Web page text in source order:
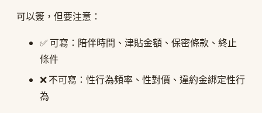
可以簽，但要注意：
✅ 可寫：陪伴時間、津貼金額、保密條款、終止
條件
❌ 不可寫：性行為頻率、性對價、違約金綁定性行
為